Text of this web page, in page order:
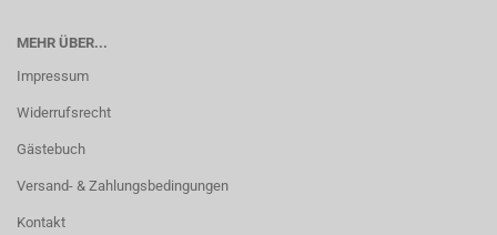
MEHR ÜBER...
Impressum
Widerrufsrecht
Gästebuch
Versand- & Zahlungsbedingungen
Kontakt